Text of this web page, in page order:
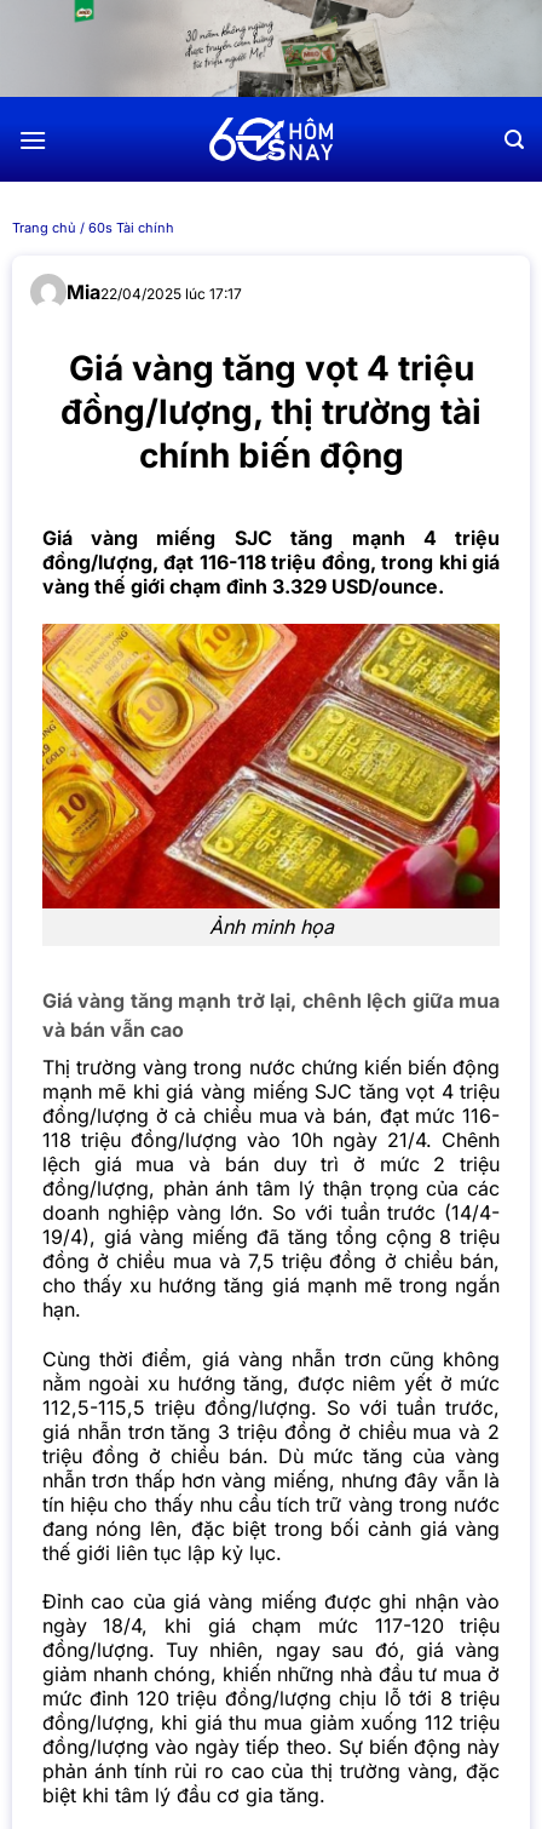
dung
Trang chủ / 60s Tài chính
Mia22/04/2025 lúc 17:17
Giá vàng tăng vọt 4 triệu
đồng/lượng, thị trường tài
chính biến động
Giá vàng miếng SJC tăng mạnh 4 triệu
đồng/lượng, đạt 116-118 triệu đồng, trong khi giá
vàng thế giới chạm đỉnh 3.329 USD/ounce.
Ảnh minh họa
Giá vàng tăng mạnh trở lại, chênh lệch giữa mua
và bán vẫn cao
Thị trường vàng trong nước chứng kiến biến động
mạnh mẽ khi giá vàng miếng SJC tăng vọt 4 triệu
đồng/lượng ở cả chiều mua và bán, đạt mức 116-
118 triệu đồng/lượng vào 10h ngày 21/4. Chênh
lệch giá mua và bán duy trì ở mức 2 triệu
đồng/lượng, phản ánh tâm lý thận trọng của các
doanh nghiệp vàng lớn. So với tuần trước (14/4-
19/4), giá vàng miếng đã tăng tổng cộng 8 triệu
đồng ở chiều mua và 7,5 triệu đồng ở chiều bán,
cho thấy xu hướng tăng giá mạnh mẽ trong ngắn
hạn.
Cùng thời điểm, giá vàng nhẫn trơn cũng không
nằm ngoài xu hướng tăng, được niêm yết ở mức
112,5-115,5 triệu đồng/lượng. So với tuần trước,
giá nhẫn trơn tăng 3 triệu đồng ở chiều mua và 2
triệu đồng ở chiều bán. Dù mức tăng của vàng
nhẫn trơn thấp hơn vàng miếng, nhưng đây vẫn là
tín hiệu cho thấy nhu cầu tích trữ vàng trong nước
đang nóng lên, đặc biệt trong bối cảnh giá vàng
thế giới liên tục lập kỷ lục.
Đỉnh cao của giá vàng miếng được ghi nhận vào
ngày 18/4, khi giá chạm mức 117-120 triệu
đồng/lượng. Tuy nhiên, ngay sau đó, giá vàng
giảm nhanh chóng, khiến những nhà đầu tư mua ở
mức đỉnh 120 triệu đồng/lượng chịu lỗ tới 8 triệu
đồng/lượng, khi giá thu mua giảm xuống 112 triệu
đồng/lượng vào ngày tiếp theo. Sự biến động này
phản ánh tính rủi ro cao của thị trường vàng, đặc
biệt khi tâm lý đầu cơ gia tăng.